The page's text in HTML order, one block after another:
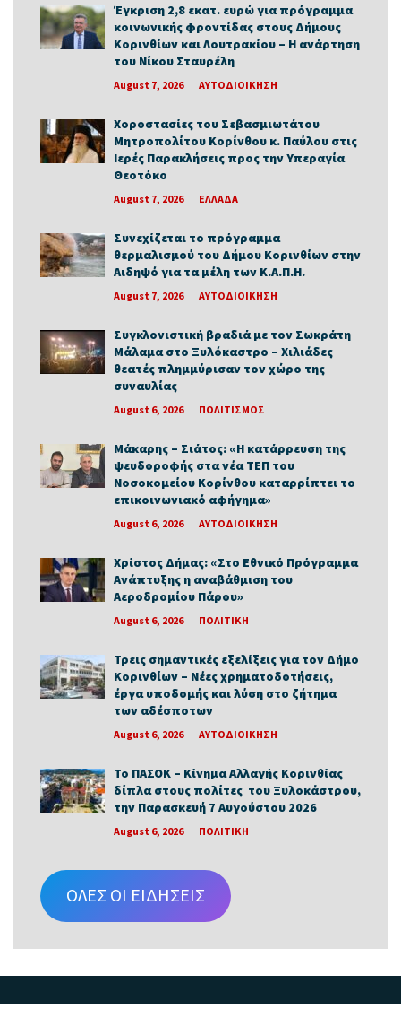
Έγκριση 2,8 εκατ. ευρώ για πρόγραμμα
κοινωνικής φροντίδας στους Δήμους
Κορινθίων και Λουτρακίου – Η ανάρτηση
του Νίκου Σταυρέλη
August 7, 2026 ΑΥΤΟΔΙΟΙΚΗΣΗ
Χοροστασίες του Σεβασμιωτάτου
Μητροπολίτου Κορίνθου κ. Παύλου στις
Ιερές Παρακλήσεις προς την Υπεραγία
Θεοτόκο
August 7, 2026 ΕΛΛΑΔΑ
Συνεχίζεται το πρόγραμμα
θερμαλισμού του Δήμου Κορινθίων στην
Αιδηψό για τα μέλη των Κ.Α.Π.Η.
August 7, 2026 ΑΥΤΟΔΙΟΙΚΗΣΗ
Συγκλονιστική βραδιά με τον Σωκράτη
Μάλαμα στο Ξυλόκαστρο – Χιλιάδες
θεατές πλημμύρισαν τον χώρο της
συναυλίας
August 6, 2026 ΠΟΛΙΤΙΣΜΟΣ
Μάκαρης – Σιάτος: «Η κατάρρευση της
ψευδοροφής στα νέα ΤΕΠ του
Νοσοκομείου Κορίνθου καταρρίπτει το
επικοινωνιακό αφήγημα»
August 6, 2026 ΑΥΤΟΔΙΟΙΚΗΣΗ
Χρίστος Δήμας: «Στο Εθνικό Πρόγραμμα
Ανάπτυξης η αναβάθμιση του
Αεροδρομίου Πάρου»
August 6, 2026 ΠΟΛΙΤΙΚΗ
Τρεις σημαντικές εξελίξεις για τον Δήμο
Κορινθίων – Νέες χρηματοδοτήσεις,
έργα υποδομής και λύση στο ζήτημα
των αδέσποτων
August 6, 2026 ΑΥΤΟΔΙΟΙΚΗΣΗ
Το ΠΑΣΟΚ – Κίνημα Αλλαγής Κορινθίας
δίπλα στους πολίτες του Ξυλοκάστρου,
την Παρασκευή 7 Αυγούστου 2026
August 6, 2026 ΠΟΛΙΤΙΚΗ
ΟΛΕΣ ΟΙ ΕΙΔΗΣΕΙΣ